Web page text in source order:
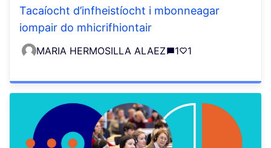
Tacaíocht d’infheistíocht i mbonneagar
iompair do mhicrifhiontair
MARIA HERMOSILLA ALAEZ 1 1